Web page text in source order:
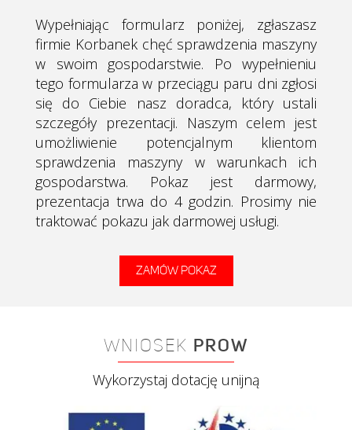
Wypełniając formularz poniżej, zgłaszasz
firmie Korbanek chęć sprawdzenia maszyny
w swoim gospodarstwie. Po wypełnieniu
tego formularza w przeciągu paru dni zgłosi
się do Ciebie nasz doradca, który ustali
szczegóły prezentacji.
Naszym celem jest
umożliwienie potencjalnym klientom
sprawdzenia maszyny w warunkach ich
gospodarstwa. Pokaz jest darmowy,
prezentacja trwa do 4 godzin. Prosimy nie
traktować pokazu jak darmowej usługi.
ZAMÓW POKAZ
WNIOSEK PROW
Wykorzystaj dotację unijną